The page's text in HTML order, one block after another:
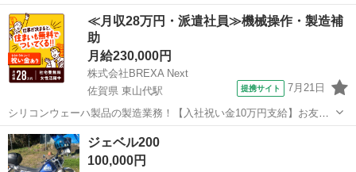
ものです…
宮城 白石市 白石駅 バイク ゼッケン
≪月収28万円・派遣社員≫機械操作・製造補
助
月給230,000円
株式会社BREXA Next
佐賀県 東山代駅
提携サイト 7月21日
シリコンウェーハ製品の製造業務！【入社祝い金10万円支給】お友達
やカップルとの応募OK◎年間休日129日＆休出なしでプライベート充
実♪業務はクリーンルームで快適作業◎自社正社員登用制度あり★1食
300円～の格安食堂あり！《佐...
佐賀 伊万里市
ジェベル200
100,000円